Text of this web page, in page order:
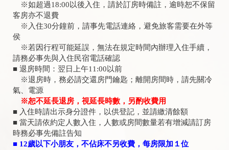
※如超過18:00以後入住，請於訂房時備註，逾時恕不保留
客房亦不退費
※入住30分鐘前，請事先電話連絡，避免旅客需要在外等
侯
※若因行程可能延誤，無法在規定時間內辦理入住手續，
請務必事先與入住民宿電話確認
■ 退房時間：翌日上午11:00以前
※退房時，務必請交還房門鑰匙；離開房間時，請先關冷
氣、電源
※恕不延長退房，視延長時數，另酌收費用
■ 入住時請出示身分證件，以供登記，並請繳清餘額
■ 當天請依約定人數入住，人數或房間數量若有增減請訂房
時務必事先備註告知
■ 12歲以下小朋友，不佔床不另收費，每房限加１位